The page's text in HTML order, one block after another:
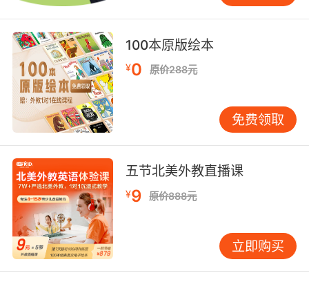
如果在教孩子英语单词的时候，仅仅只是一个一
个单词的教，那么孩子们很有可能会对学习英语
单词感到反感，从而影响学习效果。所以，家长
们在对孩子进行教育的时候，可以采用讲儿童英
语故事的方式进行教育，从而避免让孩子仅仅只
是单纯的学习英语词汇。而且这种教学方式会让
孩子们对词汇有更深的理解。
其实对于少儿英语教育来说，能够施行的方法还
100本原版绘本
¥0 原价288元
免费领取
五节北美外教直播课
¥9 原价888元
立即购买